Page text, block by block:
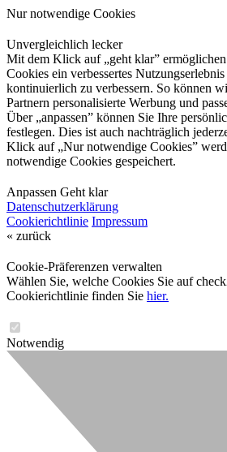
Nur notwendige Cookies
Unvergleichlich lecker
Mit dem Klick auf „geht klar”
Cookies ein verbessertes
kontinuierlich zu verbessern. So können
Partnern personalisierte Werbung und
Über „anpassen” können Sie Ihre
festlegen. Dies ist auch nachträglich
Klick auf „Nur notwendige Cookies”
notwendige Cookies gespeichert.
Anpassen Geht klar
Datenschutzerklärung
Cookierichtlinie Impressum
« zurück
Cookie-Präferenzen verwalten
Wählen Sie, welche Cookies Sie auf
Cookierichtlinie finden Sie hier.
Notwendig